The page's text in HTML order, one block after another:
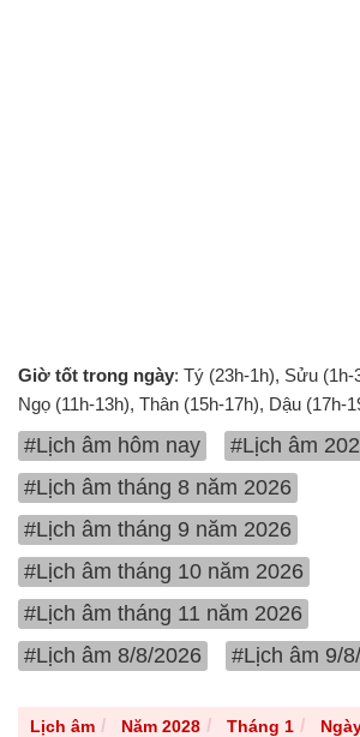
Giờ tốt trong ngày: Tý (23h-1h), Sửu (1h-
Ngọ (11h-13h), Thân (15h-17h), Dậu (17h-
#Lịch âm hôm nay
#Lịch âm
#Lịch âm tháng 8 năm 2026
#Lịch âm tháng 9 năm 2026
#Lịch âm tháng 10 năm 2026
#Lịch âm tháng 11 năm 2026
#Lịch âm 8/8/2026
#Lịch âm 9/
Lịch âm Năm 2028 Tháng 1